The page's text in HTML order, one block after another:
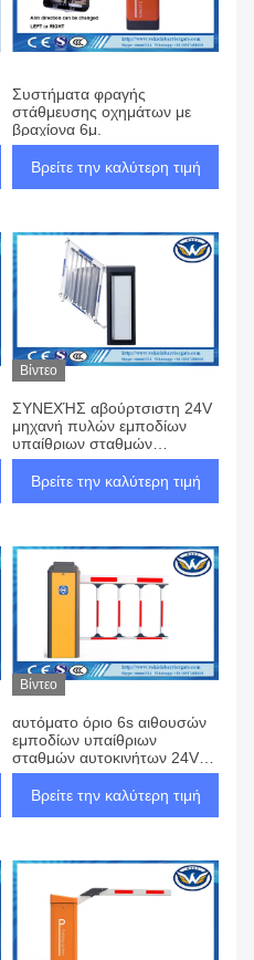
Συστήματα φραγής
στάθμευσης οχημάτων με
βραχίονα 6μ.
Βρείτε την καλύτερη τιμή
Βίντεο
ΣΥΝΕΧΉΣ αβούρτσιστη 24V
μηχανή πυλών εμποδίων
υπαίθριων σταθμών
αυτοκινήτων διαφήμισης CE
ISOΒρείτε την καλύτερη τιμή
Βίντεο
αυτόματο όριο 6s αιθουσών
εμποδίων υπαίθριων
σταθμών αυτοκινήτων 24V
BLDC με το βραχίονα δύο
φρακτών
Βρείτε την καλύτερη τιμή